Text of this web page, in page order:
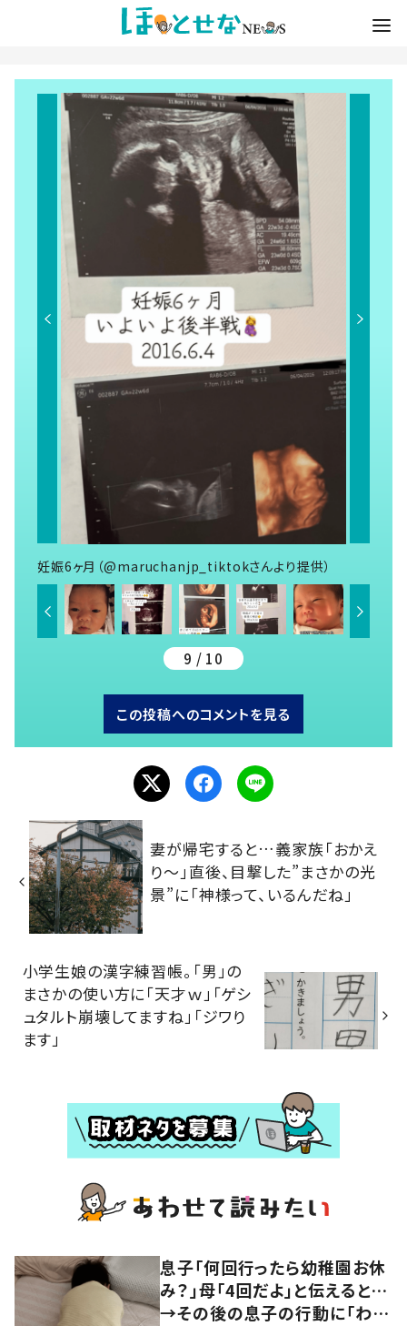
妊娠6ヶ月（@maruchanjp_tiktokさんより提供）
9 / 10
この投稿へのコメントを見る
妻が帰宅すると…義家族「おかえ
り～」直後、目撃した”まさかの光
景”に「神様って、いるんだね」
小学生娘の漢字練習帳。「男」の
まさかの使い方に「天才ｗ」「ゲシ
ュタルト崩壊してますね」「ジワり
ます」
息子「何回行ったら幼稚園お休
み？」母「4回だよ」と伝えると…
→その後の息子の行動に「わか